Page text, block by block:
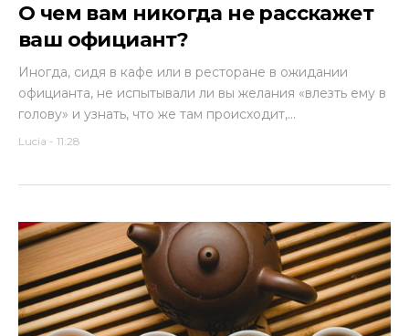
О чем вам никогда не расскажет
ваш официант?
Иногда, сидя в кафе или в ресторане в ожидании
официанта, не испытывали ли вы желания «влезть ему в
голову» и узнать, что же там происходит,...
Lucia - 11:28